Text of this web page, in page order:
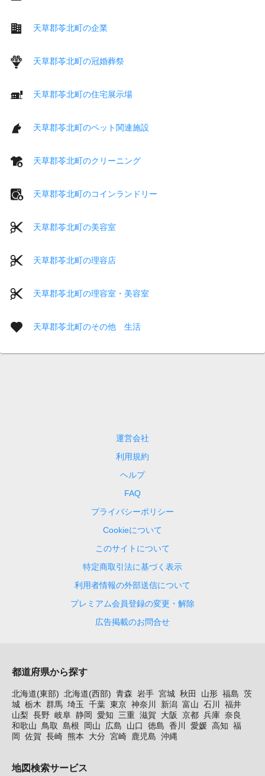
天草郡苓北町の企業
天草郡苓北町の冠婚葬祭
天草郡苓北町の住宅展示場
天草郡苓北町のペット関連施設
天草郡苓北町のクリーニング
天草郡苓北町のコインランドリー
天草郡苓北町の美容室
天草郡苓北町の理容店
天草郡苓北町の理容室・美容室
天草郡苓北町のその他 生活
運営会社
利用規約
ヘルプ
FAQ
プライバシーポリシー
Cookieについて
このサイトについて
特定商取引法に基づく表示
利用者情報の外部送信について
プレミアム会員登録の変更・解除
広告掲載のお問合せ
都道府県から探す
北海道(東部) 北海道(西部) 青森 岩手 宮城 秋田 山形 福島 茨
城 栃木 群馬 埼玉 千葉 東京 神奈川 新潟 富山 石川
福井
山梨 長野 岐阜 静岡 愛知 三重 滋賀 大阪 京都 兵庫 奈良
和歌山 鳥取 島根 岡山 広島 山口 徳島 香川 愛媛 高知 福
岡
佐賀 長崎 熊本 大分 宮崎 鹿児島 沖縄
地図検索サービス